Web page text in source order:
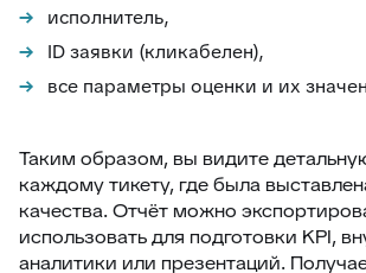
52Цвет фона выпадающего списка
53 Уведомление про блеклист
54Настройка видимости атрибутов
56Оповещение про объединение
57 Время ответа оператора с момента
58Уведомления партнерам
исполнитель,
ID заявки (кликабелен),
все параметры оценки и их
Таким образом, вы видите
каждому тикету, где была
качества. Отчёт можно
использовать для подготовки KPI,
аналитики или презентаций.